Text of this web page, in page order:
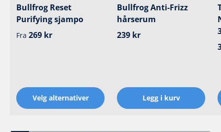
Bullfrog Reset
Purifying sjampo
Ordinær pris
Fra 269 kr
Velg alternativer
Bullfrog Anti-Frizz
hårserum
Ordinær pris
239 kr
Legg i kurv